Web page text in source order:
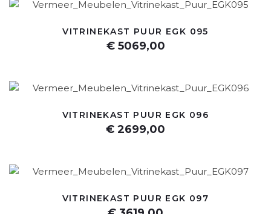
VITRINEKAST PUUR EGK 095
€ 5069,00
VITRINEKAST PUUR EGK 096
€ 2699,00
VITRINEKAST PUUR EGK 097